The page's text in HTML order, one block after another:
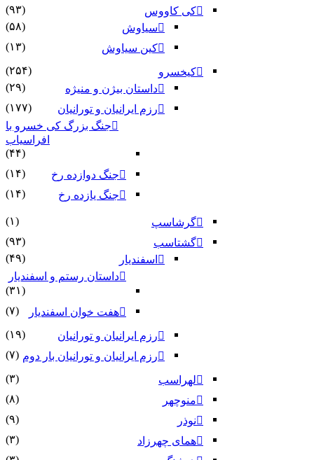
کی کاووس
(۹۳)
سیاوش
(۵۸)
کین سیاوش
(۱۳)
کیخسرو
(۲۵۴)
داستان بیژن و منیژه
(۲۹)
رزم ایرانیان و تورانیان
(۱۷۷)
جنگ بزرگ کی خسرو با
افراسیاب
(۴۴)
جنگ دوازده رخ
(۱۴)
جنگ یازده رخ
(۱۴)
گرشاسپ
(۱)
گشتاسب
(۹۳)
اسفندیار
(۴۹)
داستان رستم و اسفندیار
(۳۱)
هفت خوان اسفندیار
(۷)
رزم ایرانیان و تورانیان
(۱۹)
رزم ایرانیان و تورانیان بار دوم (۷)
لهراسب
(۳)
منوچهر
(۸)
نوذر
(۹)
هماى چهرزاد
(۳)